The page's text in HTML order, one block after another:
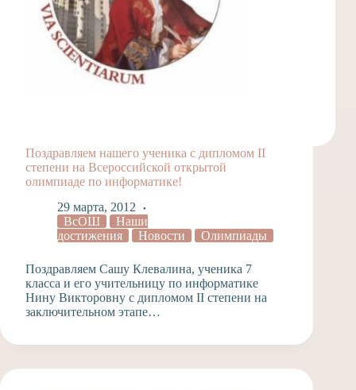
Поздравляем нашего ученика с дипломом II
степени на Всероссийской открытой
олимпиаде по информатике!
29 марта, 2012
ВсОШ
Наши
достижения
Новости Олимпиады
Поздравляем Сашу Клевалина, ученика 7
класса и его учительницу по информатике
Нину Викторовну с дипломом II степени на
заключительном этапе…